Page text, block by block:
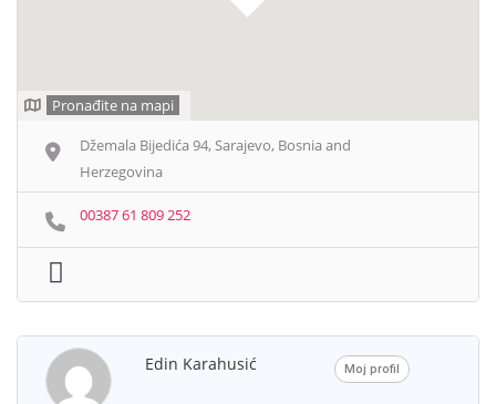
Pronađite na mapi
Džemala Bijedića 94, Sarajevo, Bosnia and
Herzegovina
00387 61 809 252
Edin Karahusić Moj profil